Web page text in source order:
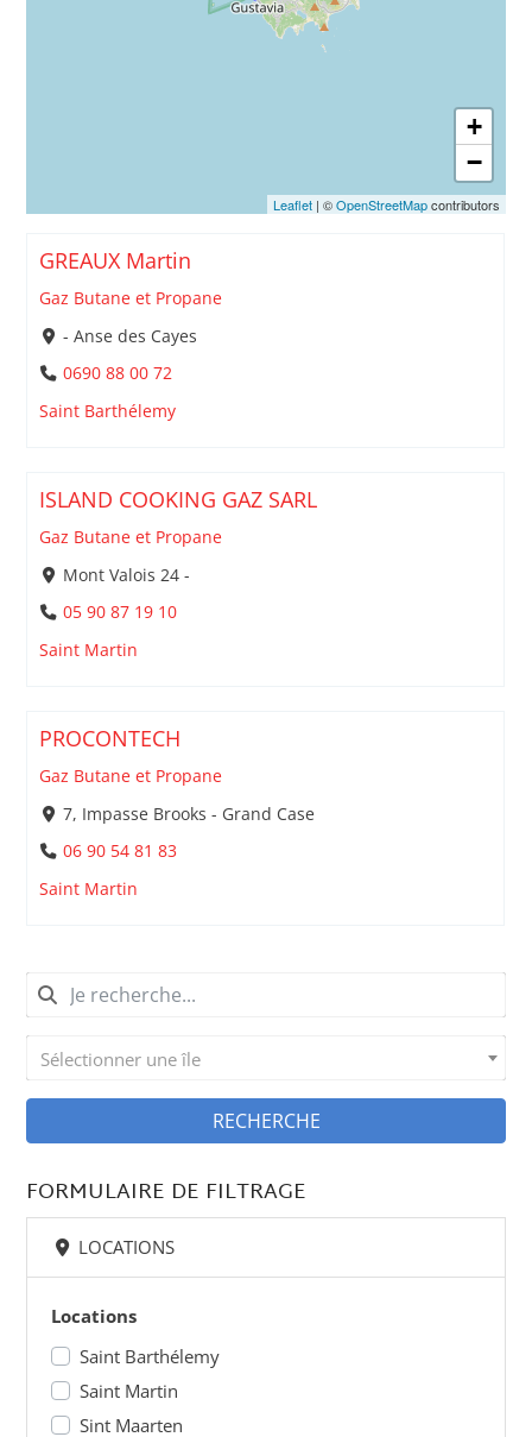
GREAUX Martin
Gaz Butane et Propane
- Anse des Cayes
0690 88 00 72
Saint Barthélemy
ISLAND COOKING GAZ SARL
Gaz Butane et Propane
Mont Valois 24 -
05 90 87 19 10
Saint Martin
PROCONTECH
Gaz Butane et Propane
7, Impasse Brooks - Grand Case
06 90 54 81 83
Saint Martin
+
−
Leaflet| ©OpenStreetMapcontributors
Sélectionner une île
RECHERCHE
FORMULAIRE DE FILTRAGE
LOCATIONS
Locations
Saint Barthélemy
Saint Martin
Sint Maarten